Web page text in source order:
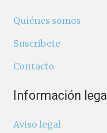
Quiénes somos
Suscríbete
Contacto
Información legal
Aviso legal